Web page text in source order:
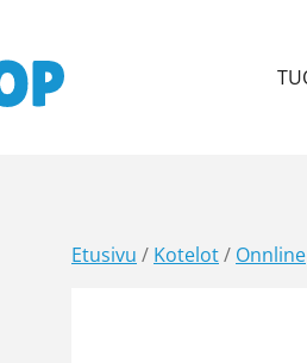
Etusivu / Kotelot/ Onnline